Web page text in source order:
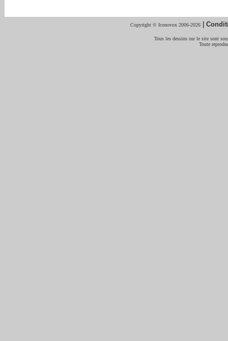
Copyright © Iconovox 2006-2026 |
Tous les dessins sur le site sont
Toute